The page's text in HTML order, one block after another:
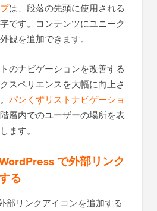
は、段落の先頭に使用される
です。コンテンツにユニーク
観を追加できます。
のナビゲーションを改善する
スペリエンスを大幅に向上さ
パンくずリストナビゲーショ
層内でのユーザーの場所を表
ます。
で外部リンク
る
部リンクアイコンを追加する